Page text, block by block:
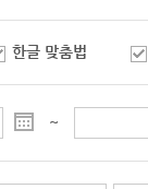
한글 맞춤법
~